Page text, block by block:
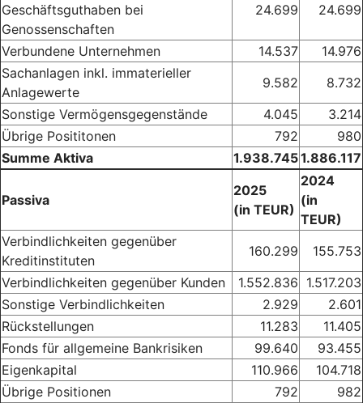
Geschäftsguthaben bei
Genossenschaften
24.699 24.699
Verbundene Unternehmen 14.537
14.976
Sachanlagen inkl. immaterieller
Anlagewerte
9.582
8.732
Sonstige Vermögensgegenstände
4.045
3.214
Übrige Posititonen
792
980
Summe Aktiva
1.938.7451.886.117
Passiva
2025
(in TEUR)
2024
(in
TEUR)
Verbindlichkeiten gegenüber
Kreditinstituten
160.299
155.753
Verbindlichkeiten gegenüber Kunden
1.552.836 1.517.203
Sonstige Verbindlichkeiten
2.929
2.601
Rückstellungen
11.283
11.405
Fonds für allgemeine Bankrisiken
99.640
93.455
Eigenkapital
110.966
104.718
Übrige Positionen
792
982